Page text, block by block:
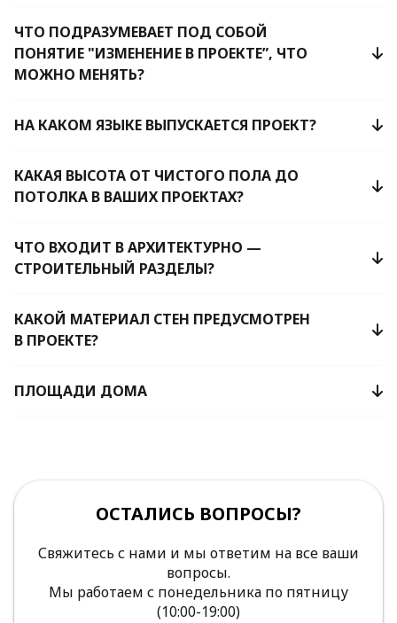
ЧТО ПОДРАЗУМЕВАЕТ ПОД СОБОЙ
ПОНЯТИЕ "ИЗМЕНЕНИЕ В ПРОЕКТЕ”, ЧТО
МОЖНО МЕНЯТЬ?
НА КАКОМ ЯЗЫКЕ ВЫПУСКАЕТСЯ ПРОЕКТ?
КАКАЯ ВЫСОТА ОТ ЧИСТОГО ПОЛА ДО
ПОТОЛКА В ВАШИХ ПРОЕКТАХ?
ЧТО ВХОДИТ В АРХИТЕКТУРНО —
СТРОИТЕЛЬНЫЙ РАЗДЕЛЫ?
КАКОЙ МАТЕРИАЛ СТЕН ПРЕДУСМОТРЕН
В ПРОЕКТЕ?
ПЛОЩАДИ ДОМА
ОСТАЛИСЬ ВОПРОСЫ?
Свяжитесь с нами и мы ответим на все ваши
вопросы.
Мы работаем с понедельника по пятницу
(10:00-19:00)